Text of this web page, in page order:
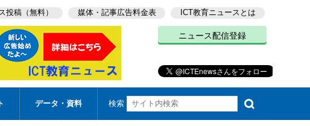
投稿（無料） 媒体・記事広告料金表 ICT教育ニュースとは
ニュース配信登録
データ・資料 検索